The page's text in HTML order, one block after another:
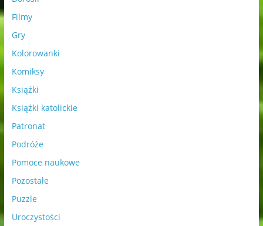
Filmy
Gry
Kolorowanki
Komiksy
Książki
Książki katolickie
Patronat
Podróże
Pomoce naukowe
Pozostałe
Puzzle
Uroczystości